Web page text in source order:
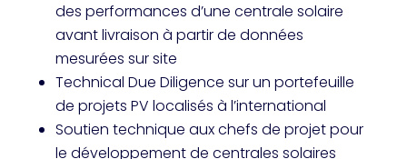
des performances d’une centrale solaire
avant livraison à partir de données
mesurées sur site
Technical Due Diligence sur un portefeuille
de projets PV localisés à l’international
Soutien technique aux chefs de projet pour
le développement de centrales solaires